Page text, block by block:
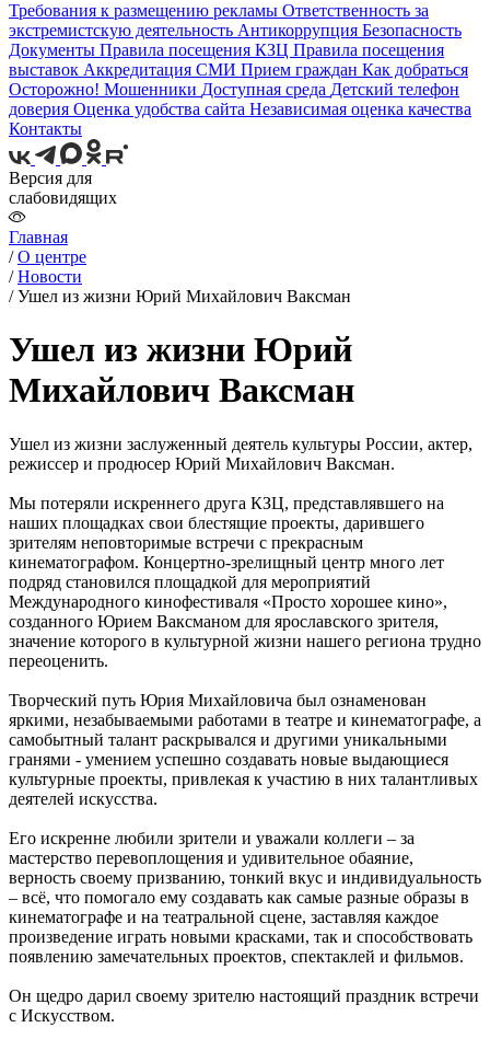
Требования к размещению рекламы Ответственность за
экстремистскую деятельность Антикоррупция Безопасность
Документы Правила посещения КЗЦ Правила посещения
выставок Аккредитация СМИ Прием граждан Как добраться
Осторожно! Мошенники Доступная среда Детский телефон
доверия Оценка удобства сайта Независимая оценка качества
Контакты
Версия для
слабовидящих
Главная
/О центре
/Новости
/Ушел из жизни Юрий Михайлович Ваксман
Ушел из жизни Юрий
Михайлович Ваксман
Ушел из жизни заслуженный деятель культуры России, актер,
режиссер и продюсер Юрий Михайлович Ваксман.
Мы потеряли искреннего друга КЗЦ, представлявшего на
наших площадках свои блестящие проекты, дарившего
зрителям неповторимые встречи с прекрасным
кинематографом. Концертно-зрелищный центр много лет
подряд становился площадкой для мероприятий
Международного кинофестиваля «Просто хорошее кино»,
созданного Юрием Ваксманом для ярославского зрителя,
значение которого в культурной жизни нашего региона трудно
переоценить.
Творческий путь Юрия Михайловича был ознаменован
яркими, незабываемыми работами в театре и кинематографе, а
самобытный талант раскрывался и другими уникальными
гранями - умением успешно создавать новые выдающиеся
культурные проекты, привлекая к участию в них талантливых
деятелей искусства.
Его искренне любили зрители и уважали коллеги – за
мастерство перевоплощения и удивительное обаяние,
верность своему призванию, тонкий вкус и индивидуальность
– всё, что помогало ему создавать как самые разные образы в
кинематографе и на театральной сцене, заставляя каждое
произведение играть новыми красками, так и способствовать
появлению замечательных проектов, спектаклей и фильмов.
Он щедро дарил своему зрителю настоящий праздник встречи
с Искусством.